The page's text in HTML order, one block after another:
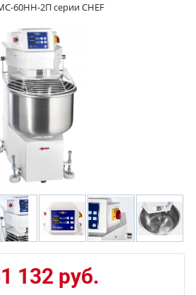
60НН-2П серии CHEF
132 руб.